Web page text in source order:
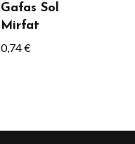
Gafas Sol
Mirfat
0,74€
pueden
elegir
en